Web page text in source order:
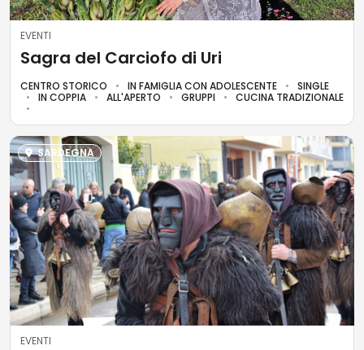
EVENTI
Sagra del Carciofo di Uri
CENTRO STORICO IN FAMIGLIA CON ADOLESCENTE
SINGLE
IN COPPIA
ALL'APERTO GRUPPI CUCINA TRADIZIONALE
SARDEGNA
EVENTI